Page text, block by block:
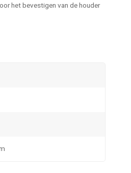
het bevestigen van de houder